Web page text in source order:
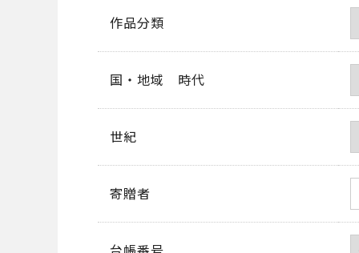
作品分類
国・地域 時代
世紀
寄贈者